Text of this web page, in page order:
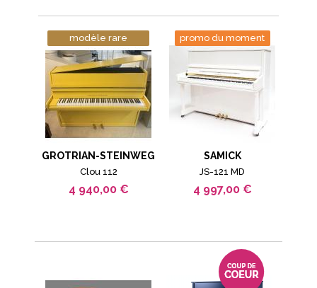
modèle rare
GROTRIAN-STEINWEG
Clou 112
4 940,00 €
promo du moment
SAMICK
JS-121 MD
4 997,00 €